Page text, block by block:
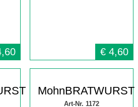
€ 4,60
MohnBRATWURST
Art-Nr. 1172